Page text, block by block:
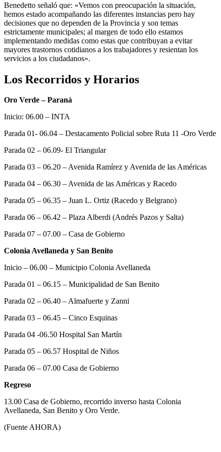
Benedetto señaló que: «Vemos con preocupación la situación,
hemos estado acompañando las diferentes instancias pero hay
decisiones que no dependen de la Provincia y son temas
estrictamente municipales; al margen de todo ello estamos
implementando medidas como estas que contribuyan a evitar
mayores trastornos cotidianos a los trabajadores y resientan los
servicios a los ciudadanos».
Los Recorridos y Horarios
Oro Verde – Paraná
Inicio: 06.00 – INTA
Parada 01- 06.04 – Destacamento Policial sobre Ruta 11 -Oro Verde
Parada 02 – 06.09- El Triangular
Parada 03 – 06.20 – Avenida Ramírez y Avenida de las Américas
Parada 04 – 06.30 – Avenida de las Américas y Racedo
Parada 05 – 06.35 – Juan L. Ortiz (Racedo y Belgrano)
Parada 06 – 06.42 – Plaza Alberdi (Andrés Pazos y Salta)
Parada 07 – 07.00 – Casa de Gobierno
Colonia Avellaneda y San Benito
Inicio – 06.00 – Municipio Colonia Avellaneda
Parada 01 – 06.15 – Municipalidad de San Benito
Parada 02 – 06.40 – Almafuerte y Zanni
Parada 03 – 06.45 – Cinco Esquinas
Parada 04 -06.50 Hospital San Martín
Parada 05 – 06.57 Hospital de Niños
Parada 06 – 07.00 Casa de Gobierno
Regreso
13.00 Casa de Gobierno, recorrido inverso hasta Colonia
Avellaneda, San Benito y Oro Verde.
(Fuente AHORA)